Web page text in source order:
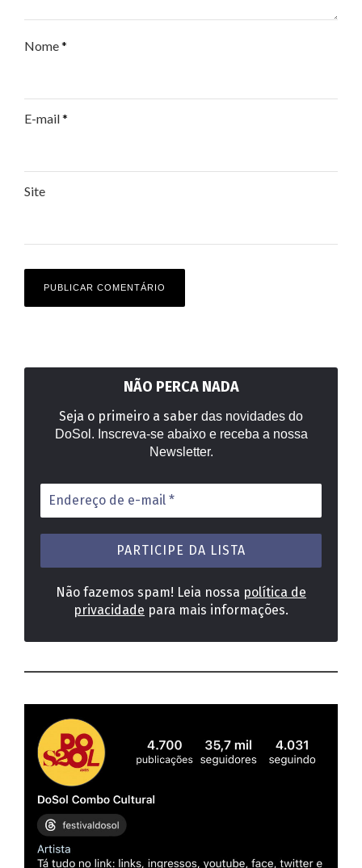
Nome*
E-mail*
Site
NÃO PERCA NADA
Seja o primeiro a saber das novidades do
DoSol. Inscreva-se abaixo e receba a nossa
Newsletter.
Endereço
de
e-
mail
Não fazemos spam! Leia nossa política de
privacidade para mais informações.